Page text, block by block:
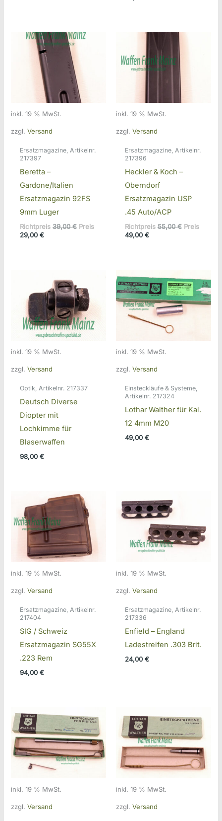
inkl. 19 % MwSt.
zzgl.Versand
Ersatzmagazine, Artikelnr.
217397
Beretta –
Gardone/Italien
Ersatzmagazin 92FS
9mm Luger
Richtpreis 39,00€ Ursprünglicher
Preis
29,00 €Aktueller
inkl. 19 % MwSt.
zzgl. Versand
Ersatzmagazine, Artikelnr.
217396
Heckler & Koch –
Oberndorf
Ersatzmagazin USP
.45 Auto/ACP
Richtpreis 55,00€ Preis
49,00 €Aktueller
inkl. 19 % MwSt.
zzgl.Versand
Optik, Artikelnr. 217337
Deutsch Diverse
Diopter mit
Lochkimme für
Blaserwaffen
98,00 €
inkl. 19 % MwSt.
zzgl. Versand
Einsteckläufe & Systeme,
Artikelnr. 217324
Lothar Walther für Kal.
12 4mm M20
49,00 €
inkl. 19 % MwSt.
zzgl.Versand
Ersatzmagazine, Artikelnr.
217404
SIG / Schweiz
Ersatzmagazin SG55X
.223 Rem
94,00 €
inkl. 19 % MwSt.
zzgl. Versand
Ersatzmagazine, Artikelnr.
217336
Enfield – England
Ladestreifen .303 Brit.
24,00 €
inkl. 19 % MwSt.
zzgl.Versand
inkl. 19 % MwSt.
zzgl. Versand